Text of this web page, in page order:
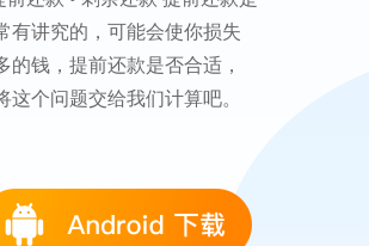
以及组合贷款计算等多种贷
式，同时可在等额本金和等
息还款模式中随意切换，智
支持LPR基点加减点选择，支
定义LPR利率,根据央行最新